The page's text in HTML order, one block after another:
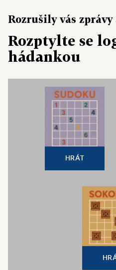
Rozrušily vás
Rozptylte se
hádankou
HRÁT